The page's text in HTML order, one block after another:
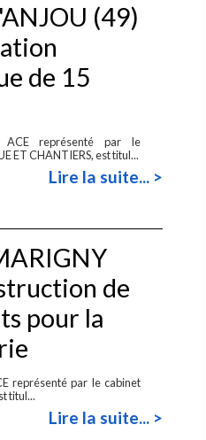
(49)
de 15
ACE représenté par le
ET CHANTIERS, est titul...
Lire la suite... >
de
pour la
représenté par le cabinet
titul...
Lire la suite... >